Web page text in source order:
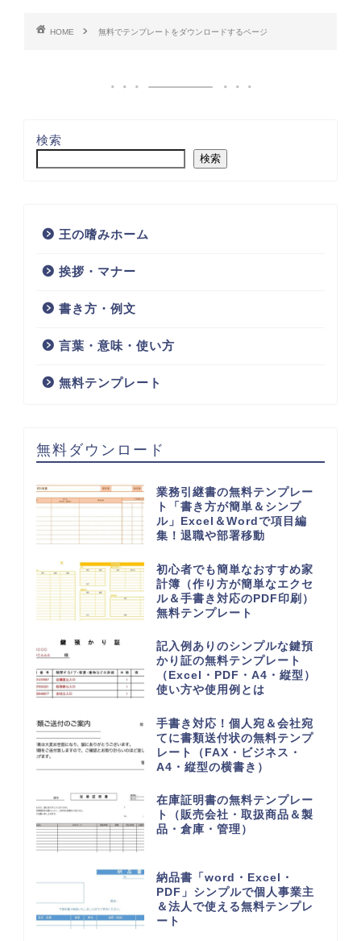
HOME 無料でテンプレートをダウンロードするページ
検索
検索
王の嗜みホーム
挨拶・マナー
書き方・例文
言葉・意味・使い方
無料テンプレート
無料ダウンロード
業務引継書の無料テンプレー
ト「書き方が簡単＆シンプ
ル」Excel＆Wordで項目編
集！退職や部署移動
初心者でも簡単なおすすめ家
計簿（作り方が簡単なエクセ
ル＆手書き対応のPDF印刷）
無料テンプレート
記入例ありのシンプルな鍵預
かり証の無料テンプレート
（Excel・PDF・A4・縦型）
使い方や使用例とは
手書き対応！個人宛＆会社宛
てに書類送付状の無料テンプ
レート（FAX・ビジネス・
A4・縦型の横書き）
在庫証明書の無料テンプレー
ト（販売会社・取扱商品＆製
品・倉庫・管理）
納品書「word・Excel・
PDF」シンプルで個人事業主
＆法人で使える無料テンプレ
ート